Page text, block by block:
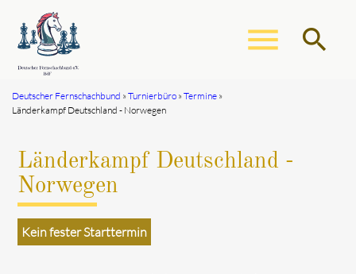
menu search
Deutscher Fernschachbund Turnierbüro Termine
Länderkampf Deutschland - Norwegen
Länderkampf Deutschland -
Norwegen
Kein fester Starttermin